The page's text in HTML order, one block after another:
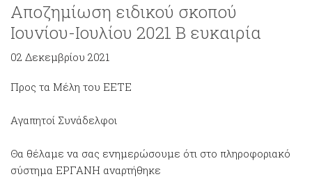
Αποζημίωση ειδικού σκοπού
Ιουνίου-Ιουλίου 2021 Β ευκαιρία
02 Δεκεμβρίου 2021
Προς τα Μέλη του ΕΕΤΕ
Αγαπητοί Συνάδελφοι
Θα θέλαμε να σας ενημερώσουμε ότι στο πληροφοριακό
σύστημα ΕΡΓΑΝΗ αναρτήθηκε